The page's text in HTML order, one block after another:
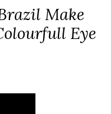
Make
Eye